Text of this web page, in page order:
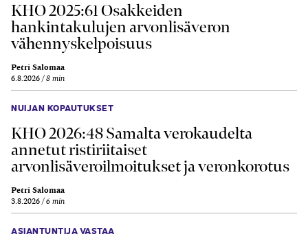
KHO 2025:61 Osakkeiden
hankintakulujen arvonlisäveron
vähennyskelpoisuus
Petri Salomaa
6.8.2026 8 min
NUIJAN KOPAUTUKSET
KHO 2026:48 Samalta verokaudelta
annetut ristiriitaiset
arvonlisäveroilmoitukset ja veronkorotus
Petri Salomaa
3.8.2026 6 min
ASIANTUNTIJA VASTAA